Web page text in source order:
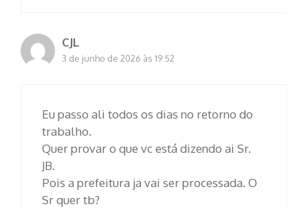
CJL
3 de junho de 2026 às 19:52
Eu passo ali todos os dias no retorno do
trabalho.
Quer provar o que vc está dizendo ai Sr.
JB.
Pois a prefeitura ja vai ser processada. O
Sr quer tb?